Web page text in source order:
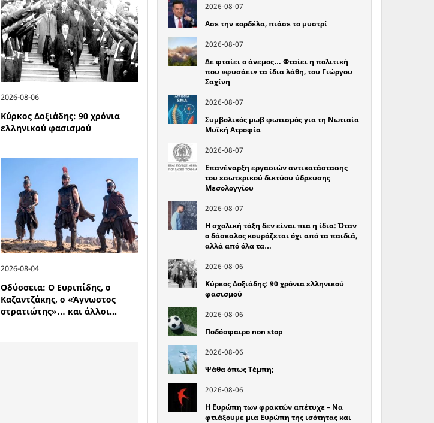
2026-08-06
Κύρκος Δοξιάδης: 90 χρόνια
ελληνικού φασισμού
2026-08-04
Οδύσσεια: Ο Ευριπίδης, ο
Καζαντζάκης, ο «Άγνωστος
στρατιώτης»… και άλλοι...
2026-08-07
Ασε την κορδέλα, πιάσε το μυστρί
2026-08-07
Δε φταίει ο άνεμος… Φταίει η πολιτική
που «φυσάει» τα ίδια λάθη, του Γιώργου
Σαχίνη
2026-08-07
Συμβολικός μωβ φωτισμός για τη Νωτιαία
Μυϊκή Ατροφία
2026-08-07
Επανέναρξη εργασιών αντικατάστασης
του εσωτερικού δικτύου ύδρευσης
Μεσολογγίου
2026-08-07
Η σχολική τάξη δεν είναι πια η ίδια: Όταν
ο δάσκαλος κουράζεται όχι από τα παιδιά,
αλλά από όλα τα…
2026-08-06
Κύρκος Δοξιάδης: 90 χρόνια ελληνικού
φασισμού
2026-08-06
Ποδόσφαιρο non stop
2026-08-06
Ψάθα όπως Τέμπη;
2026-08-06
Η Ευρώπη των φρακτών απέτυχε – Να
φτιάξουμε μια Ευρώπη της ισότητας και